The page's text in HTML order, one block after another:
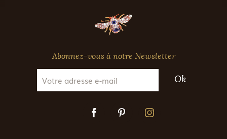
Abonnez-vous à notre Newsletter
Ok